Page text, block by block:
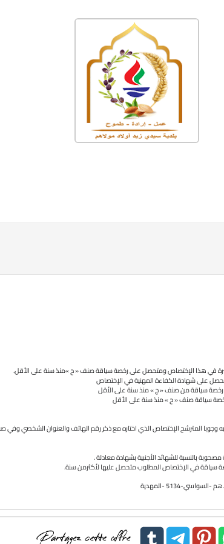
في هذا الإختصاص ومتحصل على رخصة سياقة صنف « ح »منذ سنة على الأقل.
على شهادة الكفاءة المهنية في الإختصاص
رخصة سياقة من صنف « ج » منذ سنة على الأقل
سياقة صنف « ح » منذ سنة على الأقل
المترشح الإختصاص الذي اختاره مع ذكر رقم الهاتف والعنوان الشخصي وفي
5134 -المهدية